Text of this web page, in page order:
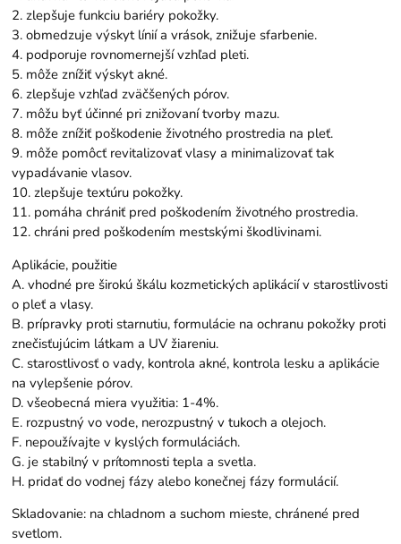
2. zlepšuje funkciu bariéry pokožky.
3. obmedzuje výskyt línií a vrások, znižuje sfarbenie.
4. podporuje rovnomernejší vzhľad pleti.
5. môže znížiť výskyt akné.
6. zlepšuje vzhľad zväčšených pórov.
7. môžu byť účinné pri znižovaní tvorby mazu.
8. môže znížiť poškodenie životného prostredia na pleť.
9. môže pomôcť revitalizovať vlasy a minimalizovať tak
vypadávanie vlasov.
10. zlepšuje textúru pokožky.
11. pomáha chrániť pred poškodením životného prostredia.
12. chráni pred poškodením mestskými škodlivinami.
Aplikácie, použitie
A. vhodné pre širokú škálu kozmetických aplikácií v starostlivosti
o pleť a vlasy.
B. prípravky proti starnutiu, formulácie na ochranu pokožky proti
znečisťujúcim látkam a UV žiareniu.
C. starostlivosť o vady, kontrola akné, kontrola lesku a aplikácie
na vylepšenie pórov.
D. všeobecná miera využitia: 1-4%.
E. rozpustný vo vode, nerozpustný v tukoch a olejoch.
F. nepoužívajte v kyslých formuláciách.
G. je stabilný v prítomnosti tepla a svetla.
H. pridať do vodnej fázy alebo konečnej fázy formulácií.
Skladovanie: na chladnom a suchom mieste, chránené pred
svetlom.